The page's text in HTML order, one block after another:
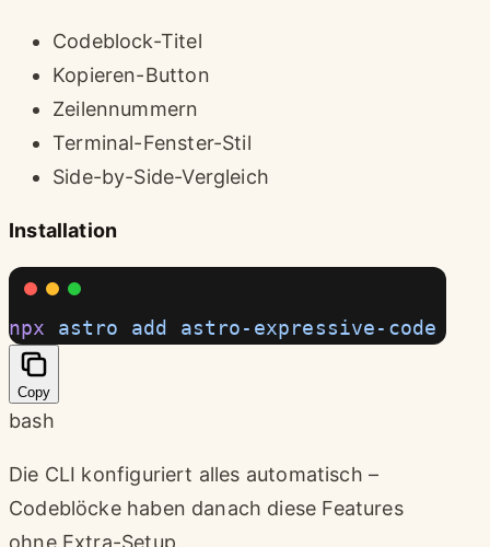
Codeblock-Titel
Kopieren-Button
Zeilennummern
Terminal-Fenster-Stil
Side-by-Side-Vergleich
Installation
npx astro add astro-expressive-code
Copy
bash
Die CLI konfiguriert alles automatisch –
Codeblöcke haben danach diese Features
ohne Extra-Setup.